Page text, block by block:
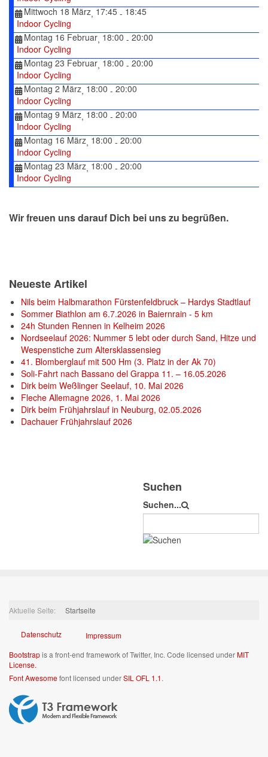
Mittwoch 18 März, 17:45 - 18:45
Indoor Cycling
Montag 16 Februar, 18:00 - 20:00
Indoor Cycling
Montag 23 Februar, 18:00 - 20:00
Indoor Cycling
Montag 2 März, 18:00 - 20:00
Indoor Cycling
Montag 9 März, 18:00 - 20:00
Indoor Cycling
Montag 16 März, 18:00 - 20:00
Indoor Cycling
Montag 23 März, 18:00 - 20:00
Indoor Cycling
Wir freuen uns darauf Dich bei uns zu begrüßen.
Neueste Artikel
Nils beim Halbmarathon Fürstenfeldbruck – Hardys Stadtlauf
Sommer Biathlon am 6.7.2026 in Baiernrain - 5 km
24h Stunden Rennen in Kelheim 2026
Nordseelauf 2026: Nummer 5 lebt oder durch Sand, Hitze und
Wespenstiche zum Altersklassensieg
41. Blomberglauf mit 500 Hm (3. Platz in der Ak 70)
Soli-Fahrt nach Bassano del Grappa 11. – 16.05.2026
Dirk beim Weßlinger Seelauf, 10. Mai 2026
Fleche Allemagne 2026, 1. Mai 2026
Dirk beim Frühjahrslauf in Neuburg, 02.05.2026
Dachauer Frühjahrslauf 2026
Suchen
Suchen...
Aktuelle Seite: Startseite
Datenschutz
Impressum
Bootstrapis a front-end framework of Twitter, Inc. Code licensed underMIT
License.
Font Awesomefont licensed underSIL OFL 1.1.